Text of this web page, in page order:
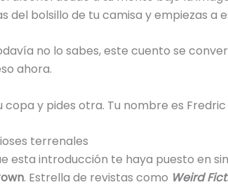
del bolsillo de tu camisa y empiezas a
no lo sabes, este cuento se
ahora.
copa y pides otra. Tu nombre es
terrenales
esta introducción te haya puesto en
. Estrella de revistas como Weird